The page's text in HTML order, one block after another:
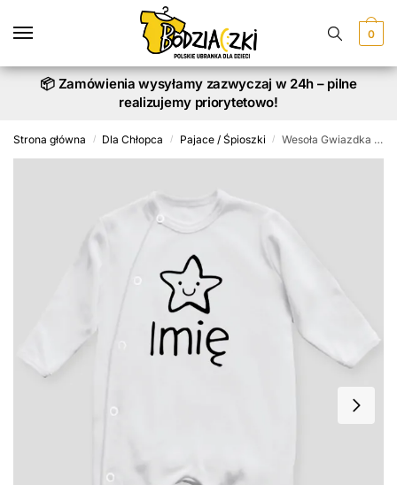
0
📦 Zamówienia wysyłamy zazwyczaj w 24h – pilne
realizujemy priorytetowo!
Strona główna / Dla Chłopca / Pajace / Śpioszki / Wesoła Gwiazdka z Imieniem Dziecka – pajacyk